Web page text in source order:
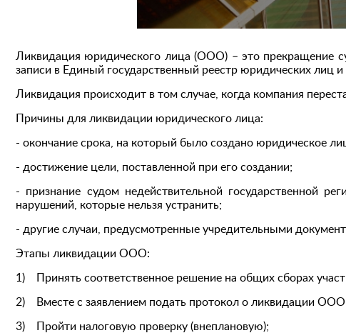
Ликвидация юридического лица (ООО) – это прекращение
записи в Единый государственный реестр юридических лиц
Ликвидация происходит в том случае, когда компания
Причины для ликвидации юридического лица:
- окончание срока, на который было создано юридическое
- достижение цели, поставленной при его создании;
- признание судом недействительной государственной
нарушений, которые нельзя устранить;
- другие случаи, предусмотренные учредительными
Этапы ликвидации ООО:
1) Принять соответственное решение на общих сборах
2) Вместе с заявлением подать протокол о ликвидации ООО
3) Пройти налоговую проверку (внеплановую);